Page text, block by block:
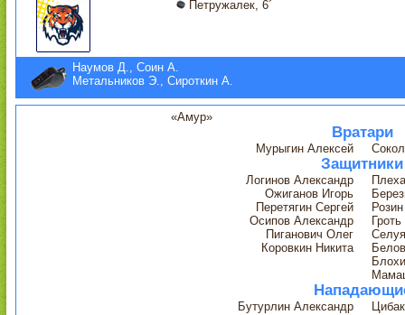
Петружалек, 6´
Наумов Д., Соин А.
Метальников Э., Сироткин А.
«Амур»
Вратари
Мурыгин Алексей
Защитники
Логинов Александр
Ожиганов Игорь
Перетягин Сергей
Осипов Александр
Пиганович Олег
Коровкин Никита
Бутурлин Александр